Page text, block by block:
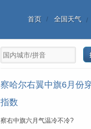
首页 全国天气
察哈尔右翼中旗6月份
指数
察右中旗六月气温冷不冷?